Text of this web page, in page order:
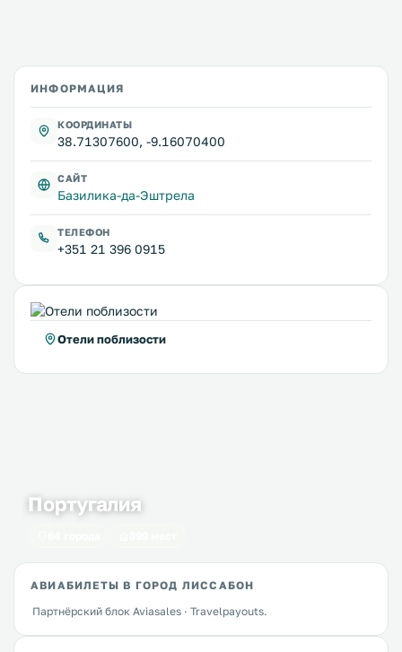
ИНФОРМАЦИЯ
КООРДИНАТЫ
38.71307600, -9.16070400
САЙТ
Базилика-да-Эштрела
ТЕЛЕФОН
+351 21 396 0915
Отели поблизости
Португалия
АВИАБИЛЕТЫ В ГОРОД ЛИССАБОН
Партнёрский блок Aviasales · Travelpayouts.